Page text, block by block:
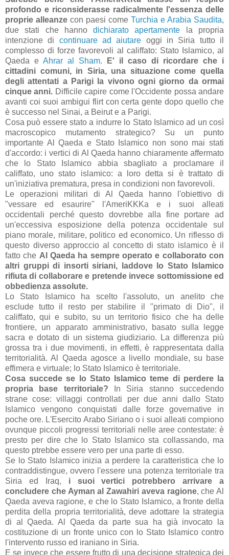
profondo e riconsiderasse radicalmente l'essenza delle
proprie alleanze con paesi come Turchia e Arabia Saudita,
due stati che hannodichiarato apertamente la propria
intenzione di continuare ad aiutare oggi in Siria tutto il
complesso di forze favorevoli al califfato: Stato Islamico, al
Qaeda e Ahrar al Sham.
E' il caso di ricordare che i
cittadini comuni, in Siria, una situazione come quella
degli attentati a Parigi la vivono ogni giorno da ormai
cinque anni. Difficile capire come l'Occidente possa andare
avanti coi suoi ambigui flirt con certa gente dopo quello che
è successo nel Sinai, a Beirut e a Parigi.
Cosa può essere stato a indurre lo Stato Islamico ad un così
macroscopico mutamento strategico? Su un punto
importante Al Qaeda e Stato Islamico non sono mai stati
d'accordo: i vertici di Al Qaeda hanno chiaramente affermato
che lo Stato Islamico abbia sbagliato a proclamare il
califfato, uno stato islamico: a loro detta si è trattato di
un'iniziativa prematura, presa in condizioni non favorevoli.
Le operazioni militari di Al Qaeda hanno l'obiettivo di
"vessare ed esaurire" l'AmeriKKKa e i suoi alleati
occidentali perché questo dovrebbe alla fine portare ad
un'eccessiva esposizione della potenza occidentale sul
piano morale, militare, politico ed economico. Un riflesso di
questo diverso approccio al concetto di stato islamico è il
fatto che Al Qaeda ha sempre operato e collaborato con
altri gruppi di insorti siriani, laddove lo Stato Islamico
rifiuta di collaborare e pretende invece sottomissione ed
obbedienza assolute.
Lo Stato Islamico ha scelto l'assoluto, un anelito che
esclude tutto il resto per stabilire il "primato di Dio", il
califfato, qui e subito, su un territorio fisico che ha delle
frontiere, un apparato amministrativo, basato sulla legge
sacra e dotato di un sistema giudiziario. La differenza più
grossa tra i due movimenti, in effetti, è rappresentata dalla
territorialità. Al Qaeda agosce a livello mondiale, su base
effimera e virtuale; lo Stato Islamico è territoriale.
Cosa succede se lo Stato Islamico teme di perdere la
propria base territoriale? In Siria stanno succedendo
strane cose: villaggi controllati per due anni dallo Stato
Islamico vengono conquistati dalle forze governative in
poche ore. L'Esercito Arabo Siriano o i suoi alleati compiono
ovunque piccoli progressi territoriali nelle aree contestate: è
presto per dire che lo Stato Islamico sta collassando, ma
questo ptrebbe essere vero per una parte di esso.
Se lo Stato Islamico inizia a perdere la caratteristica che lo
contraddistingue, ovvero l'essere una potenza territoriale tra
Siria ed Iraq, i suoi vertici potrebbero arrivare a
concludere che Ayman al Zawahiri aveva ragione, che Al
Qaeda aveva ragione, e che lo Stato Islamico, a fronte della
perdita della propria territorialità, deve adottare la strategia
di al Qaeda. Al Qaeda da parte sua ha già invocato la
costituzione di un fronte unico con lo Stato Islamico contro
l'intervento russo ed iraniano in Siria.
E se invece che essere frutto di una decisione strategica dei